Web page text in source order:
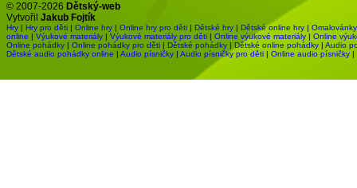
© 2007-2026 Dětský-web
Vytvořil Jakub Fojtík
Hry | Hry pro děti | Online hry | Online hry pro děti | Dětské hry | Dětské online hry | Omalovánky
online | Výukové materiály | Výukové materiály pro děti | Online výukové materiály | Online
Online pohádky | Online pohádky pro děti | Dětské pohádky | Dětské online pohádky | Audio
Dětské audio pohádky online | Audio písničky | Audio písničky pro děti | Online audio písničky |